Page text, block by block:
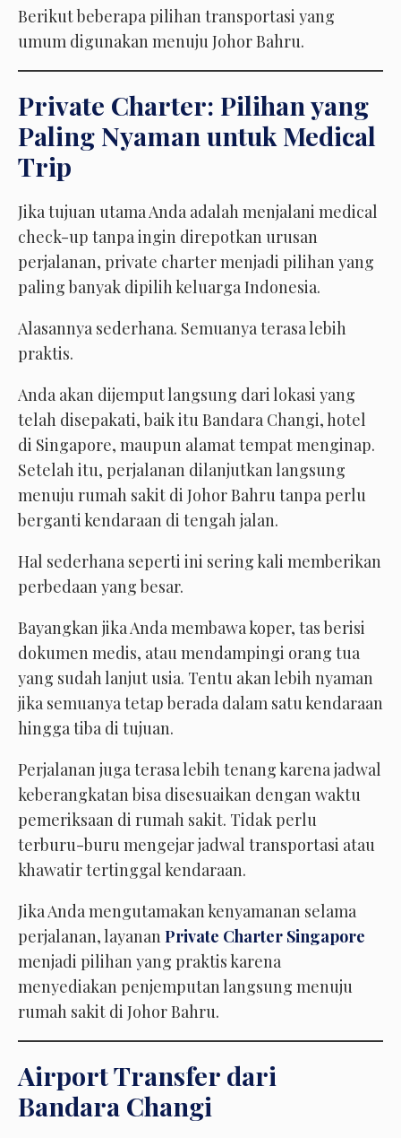
Berikut beberapa pilihan transportasi yang
umum digunakan menuju Johor Bahru.
Private Charter: Pilihan yang
Paling Nyaman untuk Medical
Trip
Jika tujuan utama Anda adalah menjalani medical
check-up tanpa ingin direpotkan urusan
perjalanan, private charter menjadi pilihan yang
paling banyak dipilih keluarga Indonesia.
Alasannya sederhana. Semuanya terasa lebih
praktis.
Anda akan dijemput langsung dari lokasi yang
telah disepakati, baik itu Bandara Changi, hotel
di Singapore, maupun alamat tempat menginap.
Setelah itu, perjalanan dilanjutkan langsung
menuju rumah sakit di Johor Bahru tanpa perlu
berganti kendaraan di tengah jalan.
Hal sederhana seperti ini sering kali memberikan
perbedaan yang besar.
Bayangkan jika Anda membawa koper, tas berisi
dokumen medis, atau mendampingi orang tua
yang sudah lanjut usia. Tentu akan lebih nyaman
jika semuanya tetap berada dalam satu kendaraan
hingga tiba di tujuan.
Perjalanan juga terasa lebih tenang karena jadwal
keberangkatan bisa disesuaikan dengan waktu
pemeriksaan di rumah sakit. Tidak perlu
terburu-buru mengejar jadwal transportasi atau
khawatir tertinggal kendaraan.
Jika Anda mengutamakan kenyamanan selama
perjalanan, layananPrivate Charter Singapore
menjadi pilihan yang praktis karena
menyediakan penjemputan langsung menuju
rumah sakit di Johor Bahru.
Airport Transfer dari
Bandara Changi